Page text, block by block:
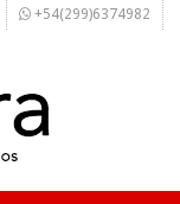
+54(299)6374982